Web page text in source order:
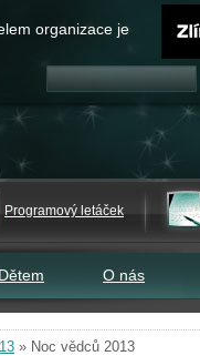
organizace je
Programový letáček
Dětem O nás
» Noc vědců 2013